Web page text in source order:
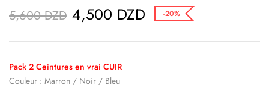
5,600DZD 4,500 DZD -20%
Pack 2 Ceintures en vrai CUIR
Couleur : Marron / Noir / Bleu